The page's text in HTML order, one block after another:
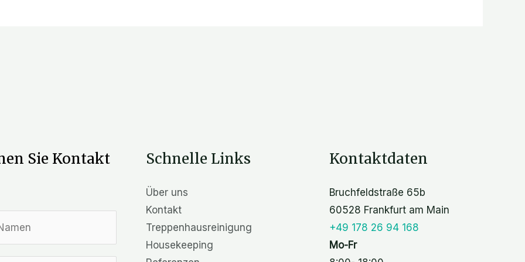
Sie Kontakt
Schnelle Links
Über uns
Kontakt
Treppenhausreinigung
Housekeeping
Kontaktdaten
Bruchfeldstraße 65b
60528 Frankfurt am Main
+49 178 26 94 168
Mo-Fr